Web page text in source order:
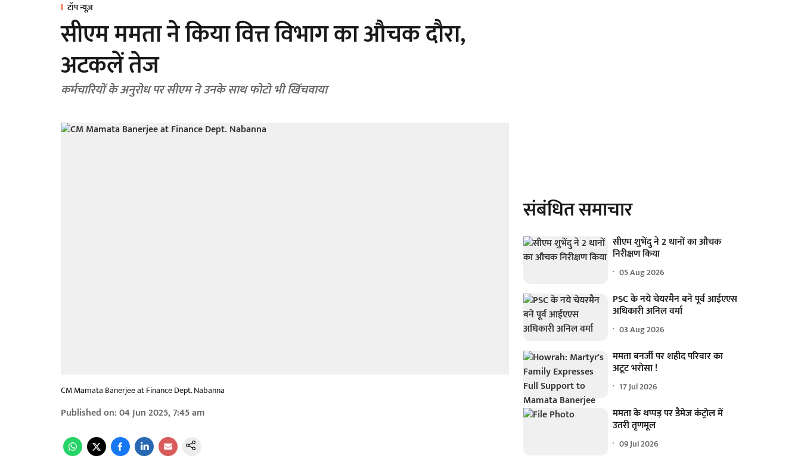
टॉप न्यूज़
सीएम ममता ने किया वित्त विभाग का औचक दौरा,
अटकलें तेज
कर्मचारियों के अनुरोध पर सीएम ने उनके साथ फोटो भी खिंचवाया
CM Mamata Banerjee at Finance Dept. Nabanna
Published on:04 Jun 2025, 7:45 am
संबंधित समाचार
सीएम शुभेंदु ने 2 थानों का औचक
निरीक्षण किया
05 Aug 2026
PSC के नये चेयरमैन बने पूर्व आईएएस
अधिकारी अनिल वर्मा
03 Aug 2026
ममता बनर्जी पर शहीद परिवार का
अटूट भरोसा !
17 Jul 2026
ममता के थप्पड़ पर डैमेज कंट्रोल में
उतरी तृणमूल
09 Jul 2026